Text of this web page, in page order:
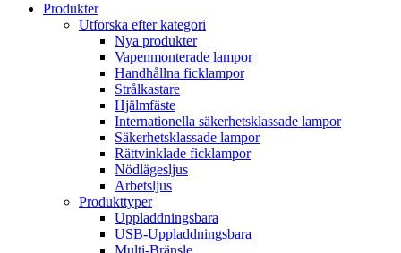
Produkter
Utforska efter kategori
Nya produkter
Vapenmonterade lampor
Handhållna ficklampor
Strålkastare
Hjälmfäste
Internationella säkerhetsklassade lampor
Säkerhetsklassade lampor
Rättvinklade ficklampor
Nödlägesljus
Arbetsljus
Produkttyper
Uppladdningsbara
USB-Uppladdningsbara
Multi-Bränsle